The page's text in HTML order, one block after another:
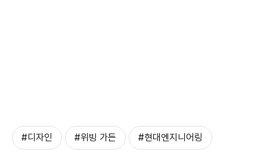
#디자인 #위빙 가든 #현대엔지니어링